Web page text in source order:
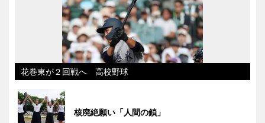
花巻東が２回戦へ 高校野球
核廃絶願い「人間の鎖」